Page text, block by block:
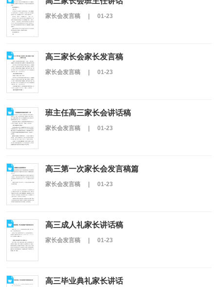
家长会发言稿 | 01-23
高三家长会家长发言稿
家长会发言稿 | 01-23
班主任高三家长会讲话稿
家长会发言稿 | 01-23
高三第一次家长会发言稿篇
家长会发言稿 | 01-23
高三成人礼家长讲话稿
家长会发言稿 | 01-23
高三毕业典礼家长讲话